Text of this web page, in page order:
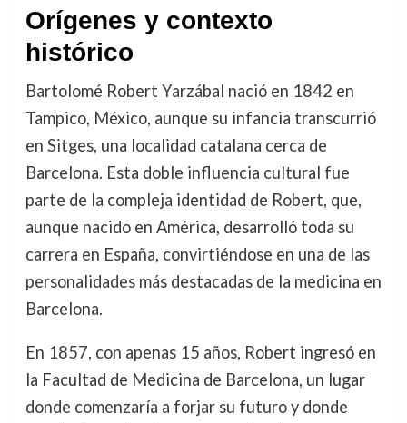
Orígenes y contexto
histórico
Bartolomé Robert Yarzábal nació en 1842 en
Tampico, México, aunque su infancia transcurrió
en Sitges, una localidad catalana cerca de
Barcelona. Esta doble influencia cultural fue
parte de la compleja identidad de Robert, que,
aunque nacido en América, desarrolló toda su
carrera en España, convirtiéndose en una de las
personalidades más destacadas de la medicina en
Barcelona.
En 1857, con apenas 15 años, Robert ingresó en
la Facultad de Medicina de Barcelona, un lugar
donde comenzaría a forjar su futuro y donde